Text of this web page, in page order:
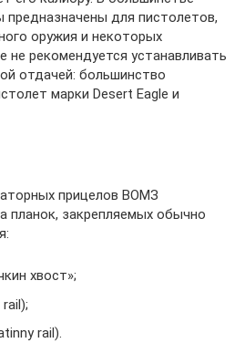
предназначены для пистолетов,
оружия и некоторых
не рекомендуется устанавливать
отдачей: большинство
марки Desert Eagle и
прицелов ВОМЗ
планок, закрепляемых обычно
хвост»;
rail).